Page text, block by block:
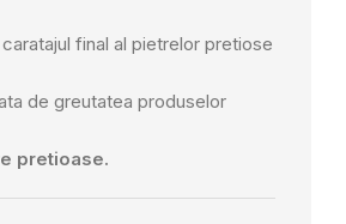
final al pietrelor pretiose
de greutatea produselor
pretioase.